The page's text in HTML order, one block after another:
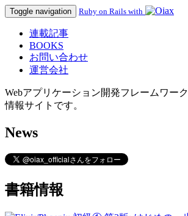
Toggle navigation Ruby on Rails with
連載記事
BOOKS
お問い合わせ
運営会社
Webアプリケーション開発フレームワーク
情報サイトです。
News
書籍情報